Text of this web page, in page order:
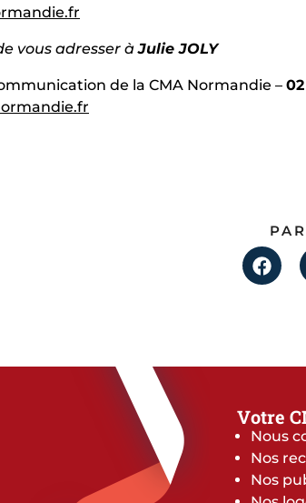
vous adresser àJulie JOLY
de la CMA Normandie – 02
Votre
Nous
Nos
Nos